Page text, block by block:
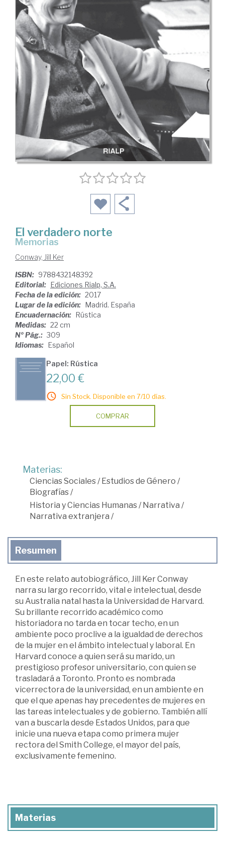
El verdadero norte
Memorias
Conway, Jill Ker
ISBN: 9788432148392
Editorial: Ediciones Rialp, S.A.
Fecha de la edición: 2017
Lugar de la edición: Madrid. España
Encuadernación: Rústica
Medidas: 22 cm
Nº Pág.: 309
Idiomas: Español
Papel: Rústica
22,00 €
Sin Stock. Disponible en 7/10 días.
COMPRAR
Materias:
Ciencias Sociales/ Estudios de Género /
Biografías/
Historia y Ciencias Humanas/ Narrativa /
Narrativa extranjera /
Resumen
En este relato autobiográfico, Jill Ker Conway
narra su largo recorrido, vital e intelectual, desde
su Australia natal hasta la Universidad de Harvard.
Su brillante recorrido académico como
historiadora no tarda en tocar techo, en un
ambiente poco proclive a la igualdad de derechos
de la mujer en el ámbito intelectual y laboral. En
Harvard conoce a quien será su marido, un
prestigioso profesor universitario, con quien se
trasladará a Toronto. Pronto es nombrada
vicerrectora de la universidad, en un ambiente en
que el que apenas hay precedentes de mujeres en
las tareas intelectuales y de gobierno. También allí
van a buscarla desde Estados Unidos, para que
inicie una nueva etapa como primera mujer
rectora del Smith College, el mayor del país,
exclusivamente femenino.
Materias